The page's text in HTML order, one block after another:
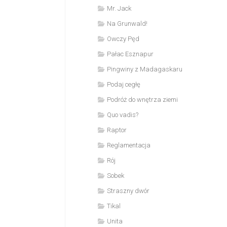
Mr. Jack
Na Grunwald!
Owczy Pęd
Pałac Esznapur
Pingwiny z Madagaskaru
Podaj cegłę
Podróż do wnętrza ziemi
Quo vadis?
Raptor
Reglamentacja
Rój
Sobek
Straszny dwór
Tikal
Unita